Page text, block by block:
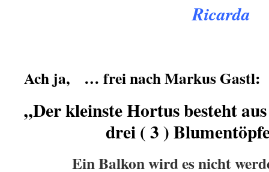
Ricarda
Ach ja, … frei nach Markus Gastl:
„Der kleinste Hortus besteht aus
drei ( 3 )
Ein Balkon wird es nicht